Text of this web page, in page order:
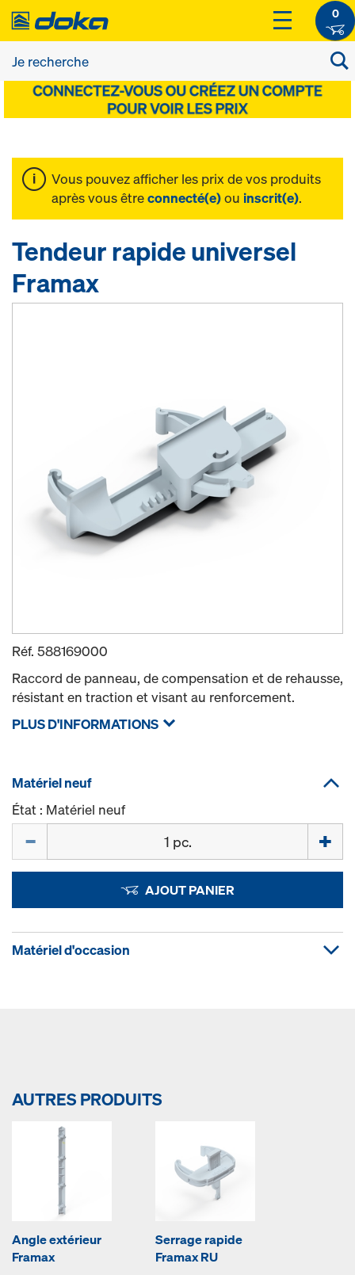
0
Vous pouvez afficher les prix de vos produits
après vous êtreconnecté(e)ou inscrit(e).
Tendeur rapide universel
Framax
Réf. 588169000
Raccord de panneau, de compensation et de rehausse,
résistant en traction et visant au renforcement.
PLUS D'INFORMATIONS
Matériel neuf
État : Matériel neuf
AJOUT PANIER
Matériel d'occasion
AUTRES PRODUITS
Angle extérieur
Framax
Serrage rapide
Framax RU